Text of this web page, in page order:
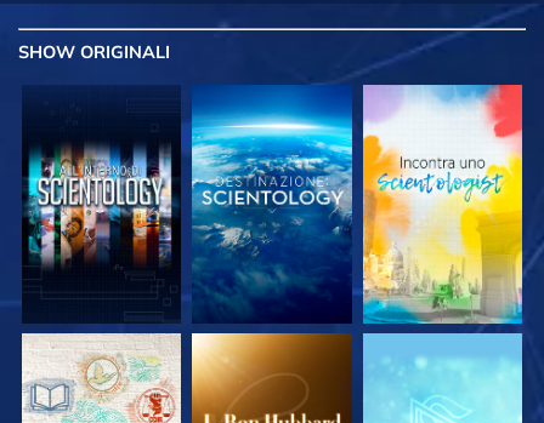
SHOW ORIGINALI
ESPLORA LE
ESPLORA LE
ESPLORA LE